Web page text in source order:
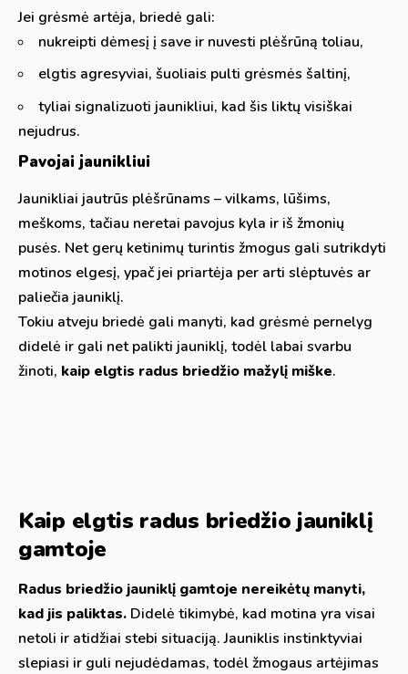
Jei grėsmė artėja, briedė gali:
nukreipti dėmesį į save ir nuvesti plėšrūną toliau,
elgtis agresyviai, šuoliais pulti grėsmės šaltinį,
tyliai signalizuoti jaunikliui, kad šis liktų visiškai
nejudrus.
Pavojai jaunikliui
Jaunikliai jautrūs plėšrūnams – vilkams, lūšims,
meškoms, tačiau neretai pavojus kyla ir iš žmonių
pusės. Net gerų ketinimų turintis žmogus gali sutrikdyti
motinos elgesį, ypač jei priartėja per arti slėptuvės ar
paliečia jauniklį.
Tokiu atveju briedė gali manyti, kad grėsmė pernelyg
didelė ir gali net palikti jauniklį, todėl labai svarbu
žinoti, kaip elgtis radus briedžio mažylį miške.
Kaip elgtis radus briedžio jauniklį
gamtoje
Radus briedžio jauniklį gamtoje nereikėtų manyti,
kad jis paliktas. Didelė tikimybė, kad motina yra visai
netoli ir atidžiai stebi situaciją. Jauniklis instinktyviai
slepiasi ir guli nejudėdamas, todėl žmogaus artėjimas